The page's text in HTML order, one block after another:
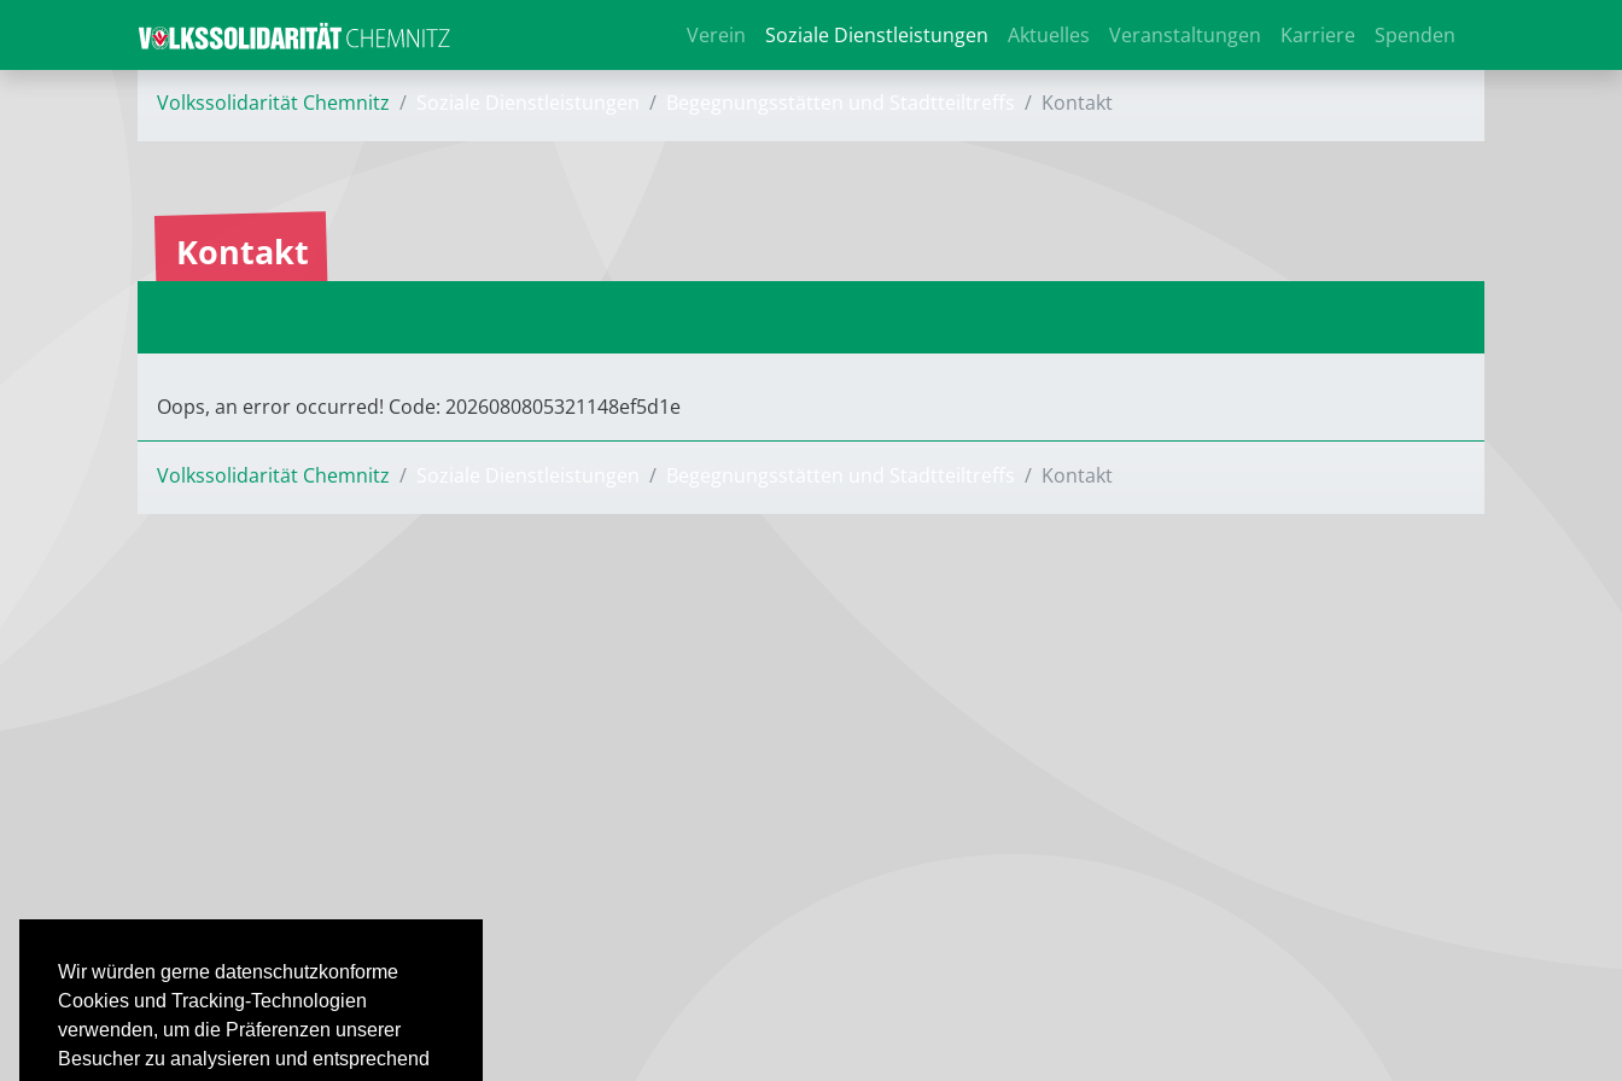
Wir würden gerne datenschutzkonforme
Cookies und Tracking-Technologien
verwenden, um die Präferenzen unserer
Besucher zu analysieren und entsprechend
Verein Soziale Dienstleistungen Aktuelles Veranstaltungen Karriere Spenden
Volkssolidarität Chemnitz Kontakt
Kontakt
Oops, an error occurred! Code: 2026080805321148ef5d1e
Volkssolidarität Chemnitz Kontakt